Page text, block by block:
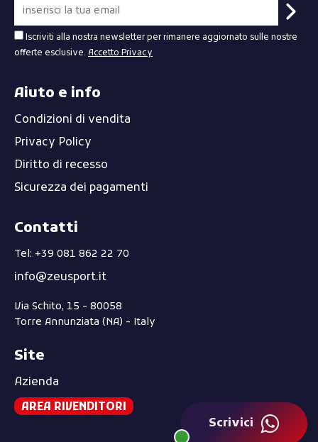
Iscriviti alla nostra newsletter per rimanere aggiornato sulle nostre
offerte esclusive. Accetto Privacy
Aiuto e info
Condizioni di vendita
Privacy Policy
Diritto di recesso
Sicurezza dei pagamenti
Contatti
Tel: +39 081 862 22 70
info@zeusport.it
Via Schito, 15 - 80058
Torre Annunziata (NA) - Italy
Site
Azienda
AREA RIVENDITORI
Scrivici